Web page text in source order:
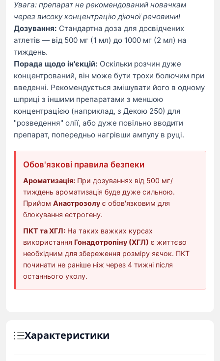
Увага: препарат не рекомендований новачкам
через високу концентрацію діючої речовини!
Дозування: Стандартна доза для досвідчених
атлетів — від 500 мг (1 мл) до 1000 мг (2 мл) на
тиждень.
Порада щодо ін'єкцій: Оскільки розчин дуже
концентрований, він може бути трохи болючим при
введенні. Рекомендується змішувати його в одному
шприці з іншими препаратами з меншою
концентрацією (наприклад, з Декою 250) для
"розведення" олії, або дуже повільно вводити
препарат, попередньо нагрівши ампулу в руці.
Обов'язкові правила безпеки
Ароматизація: При дозуваннях від 500 мг/
тиждень ароматизація буде дуже сильною.
Прийом Анастрозолу є обов'язковим для
блокування естрогену.
ПКТ та ХГЛ: На таких важких курсах
використання Гонадотропіну (ХГЛ) є життєво
необхідним для збереження розміру яєчок. ПКТ
починати не раніше ніж через 4 тижні після
останнього уколу.
Характеристики